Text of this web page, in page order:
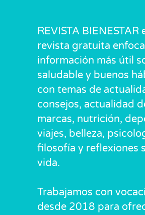
REVISTA BIENESTAR
revista gratuita
información más útil
saludable y buenos
con temas de
consejos, actualidad
marcas, nutrición,
viajes, belleza,
filosofía y reflexiones
vida.
Trabajamos con
desde 2018 para